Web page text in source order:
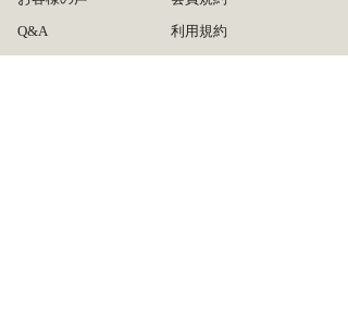
Q&A 利用規約